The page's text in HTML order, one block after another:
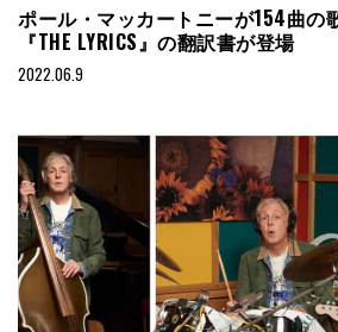
ポール・マッカートニーが154曲の
『THE LYRICS』の翻訳書が登場
2022.06.9